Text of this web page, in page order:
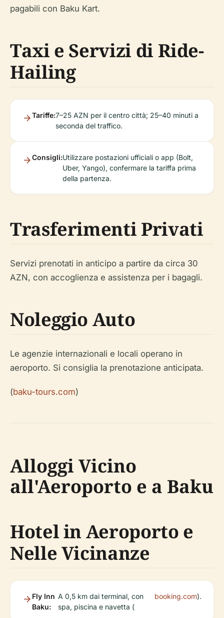
pagabili con Baku Kart.
Taxi e Servizi di Ride-
Hailing
Tariffe:7–25 AZN per il centro città; 25–40 minuti a
seconda del traffico.
Consigli:Utilizzare postazioni ufficiali o app (Bolt,
Uber, Yango), confermare la tariffa prima
della partenza.
Trasferimenti Privati
Servizi prenotati in anticipo a partire da circa 30
AZN, con accoglienza e assistenza per i bagagli.
Noleggio Auto
Le agenzie internazionali e locali operano in
aeroporto. Si consiglia la prenotazione anticipata.
(baku-tours.com)
Alloggi Vicino
all'Aeroporto e a Baku
Hotel in Aeroporto e
Nelle Vicinanze
Fly Inn
Baku:
A 0,5 km dai terminal, con
spa, piscina e navetta (
booking.com).